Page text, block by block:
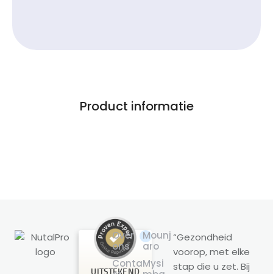
Product informatie
UITSTEKEND
Klantbeoordelingen en ervaringen
voor
Over
ons
Conta
Mounj
aro
Mysi
“Gezondheid
voorop, met elke
stap die u zet. Bij